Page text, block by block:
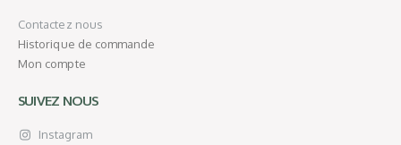
Contactez nous
Historique de commande
Mon compte
SUIVEZ NOUS
Instagram